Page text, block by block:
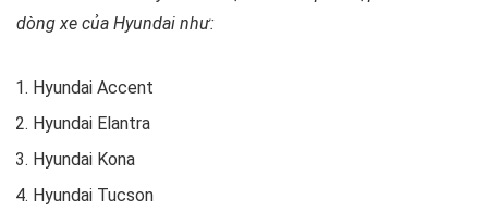
dòng xe của Hyundai như:
Hyundai Accent
Hyundai Elantra
Hyundai Kona
Hyundai Tucson